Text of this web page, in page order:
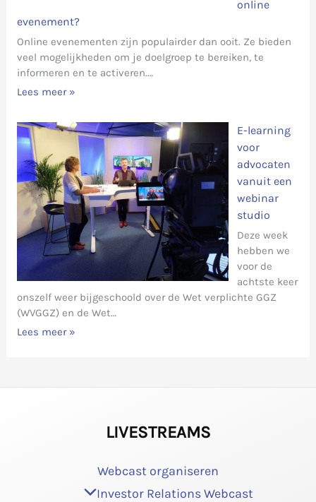
online
evenement?
Online evenementen zijn populairder dan ooit. Ze bieden
veel mogelijkheden om je doelgroep te bereiken, te
informeren en te activeren.…
Lees meer »
E-learning
voor
advocaten
vanuit een
webinar
studio
Deze week
hebben we
voor de
achtste keer
onszelf weer bijgeschoold over de Wet verplichte GGZ
(WVGGZ) en de Wet…
Lees meer »
LIVESTREAMS
Webcast organiseren
Investor Relations Webcast